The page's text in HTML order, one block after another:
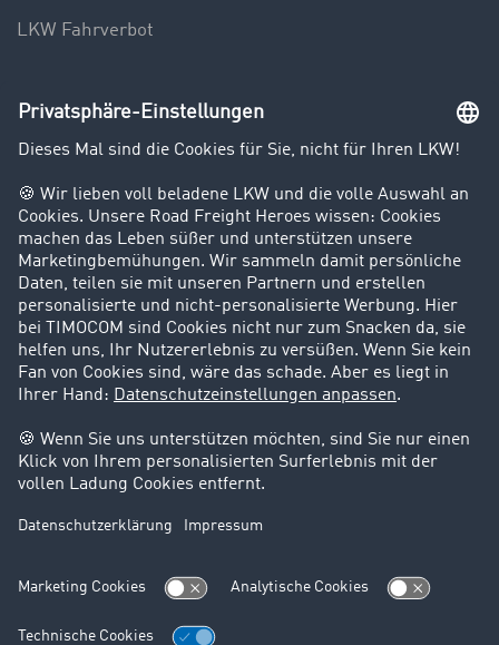
LKW Fahrverbot
Unternehmen
Kunden werben Kunden
Success Stories
Karriere
Support
Kontakt
Rechtliches
Impressum
AGB